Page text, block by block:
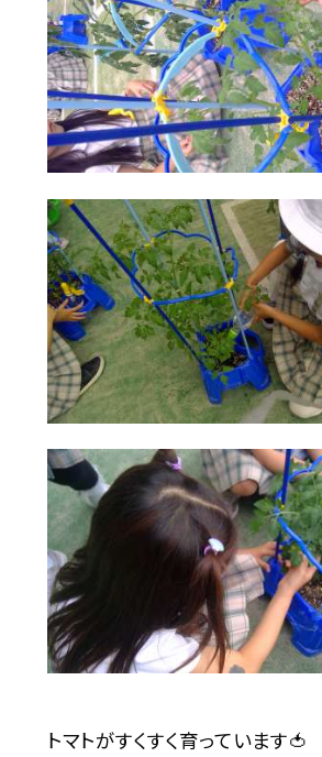
トマトがすくすく育っています🍅